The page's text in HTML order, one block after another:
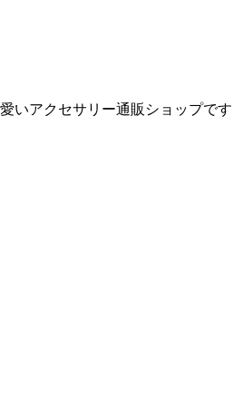
いアクセサリー通販ショップです